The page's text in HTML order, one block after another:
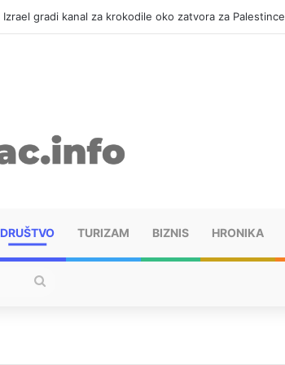
Izrael gradi kanal za krokodile oko zatvora za Palestince
DRUŠTVO TURIZAM BIZNIS HRONIKA